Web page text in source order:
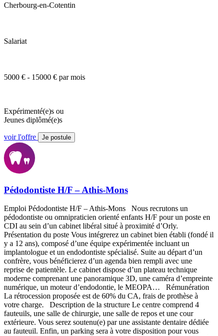
Cherbourg-en-Cotentin
Salariat
5000 € - 15000 € par mois
Expérimenté(e)s ou
Jeunes diplômé(e)s
voir l'offre Je postule
Pédodontiste H/F – Athis-Mons
Emploi Pédodontiste H/F – Athis-Mons Nous recrutons un
pédodontiste ou omnipraticien orienté enfants H/F pour un poste en
CDI au sein d’un cabinet libéral situé à proximité d’Orly.
Présentation du poste Vous intégrerez un cabinet bien établi (fondé il
y a 12 ans), composé d’une équipe expérimentée incluant un
implantologue et un endodontiste spécialisé. Suite au départ d’un
confrère, vous bénéficierez d’un agenda bien rempli avec une
reprise de patientèle. Le cabinet dispose d’un plateau technique
moderne comprenant une panoramique 3D, une caméra d’empreinte
numérique, un moteur d’endodontie, le MEOPA… Rémunération
La rétrocession proposée est de 60% du CA, frais de prothèse à
votre charge. Description de la structure Le centre comprend 4
fauteuils, une salle de chirurgie, une salle de repos et une cour
extérieure. Vous serez soutenu(e) par une assistante dentaire dédiée
au fauteuil. Enfin, un parking sera à votre disposition pour vous